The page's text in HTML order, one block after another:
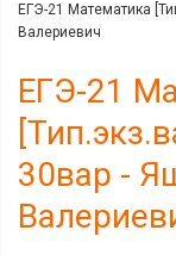
ЕГЭ-21 Математика
Валериевич
ЕГЭ-21
30вар -